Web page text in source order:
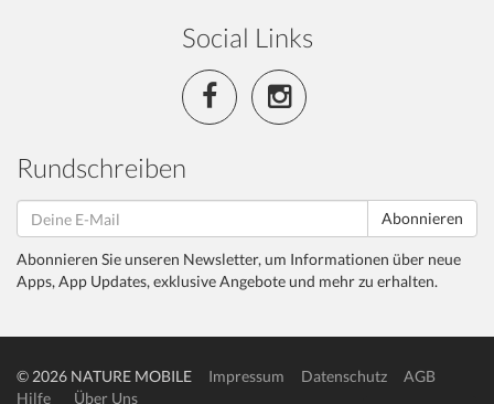
Social Links
Rundschreiben
Abonnieren
Abonnieren Sie unseren Newsletter, um Informationen über neue
Apps, App Updates, exklusive Angebote und mehr zu erhalten.
© 2026 NATURE MOBILE Impressum Datenschutz
AGB
Hilfe
Über Uns